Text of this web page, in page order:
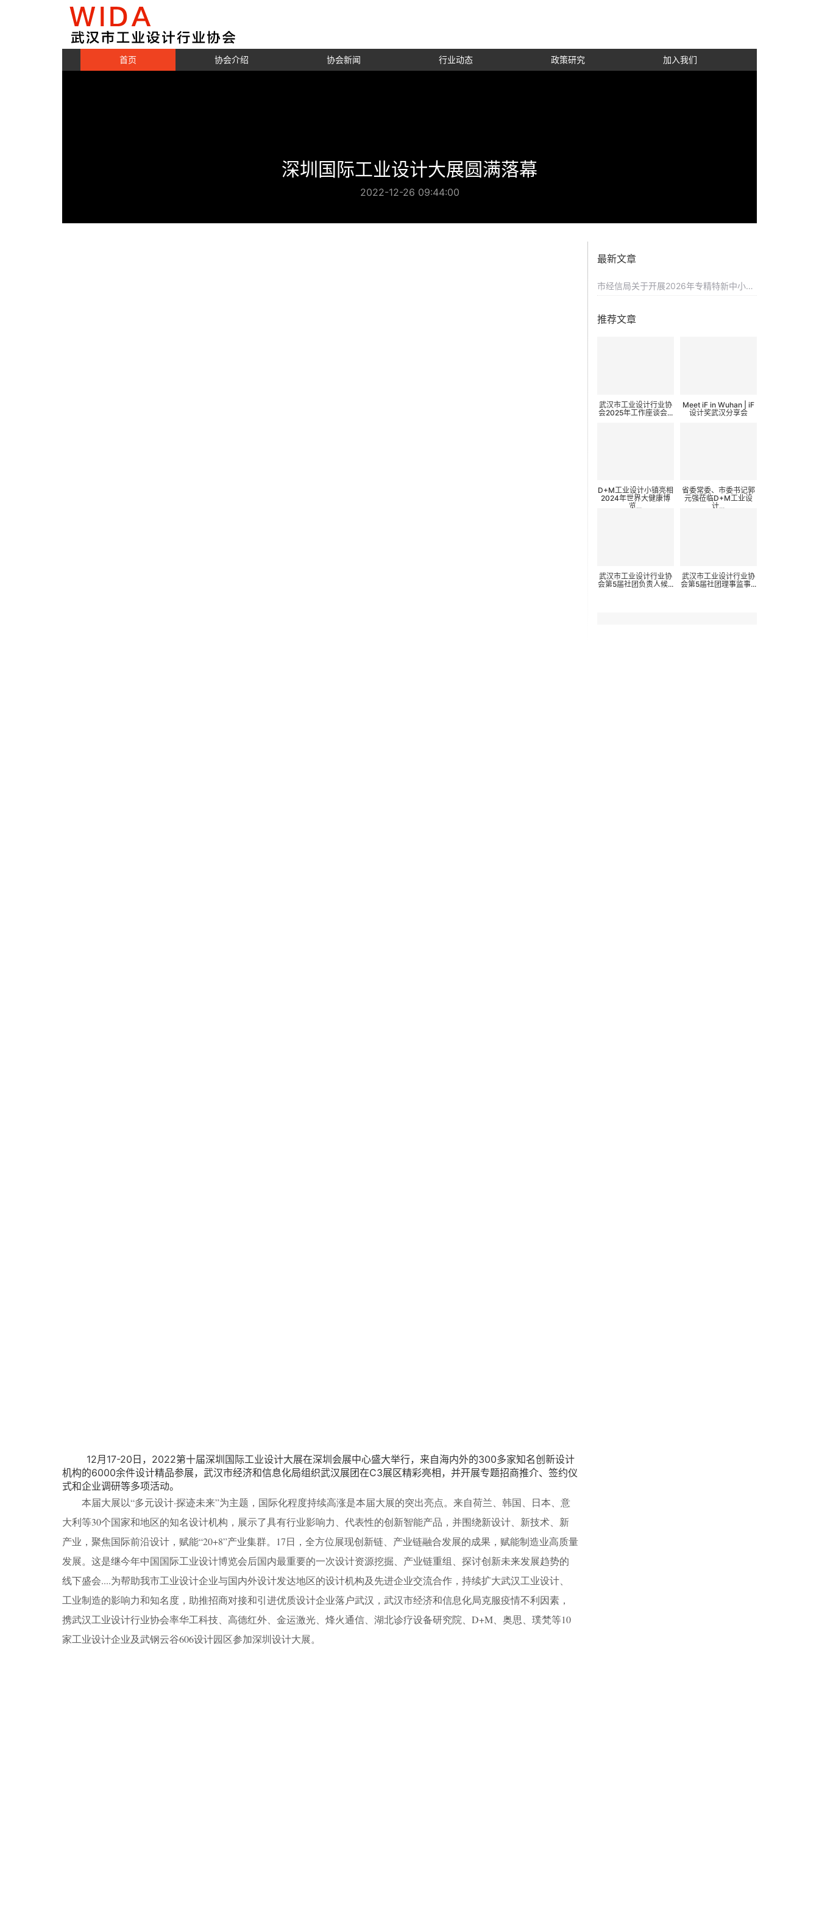
首页 协会介绍 协会新闻 行业动态 政策研究 加入我们
深圳国际工业设计大展圆满落幕
2022-12-26 09:44:00
12月17-20日，2022第十届深圳国际工业设计大展在深圳会展中心盛大举行，来自海内外的300多家知名创新设计
机构的6000余件设计精品参展，武汉市经济和信息化局组织武汉展团在C3展区精彩亮相，并开展专题招商推介、签约仪
式和企业调研等多项活动。
本届大展以“多元设计·探迹未来”为主题，国际化程度持续高涨是本届大展的突出亮点。来自荷兰、韩国、日本、意
大利等30个国家和地区的知名设计机构，展示了具有行业影响力、代表性的创新智能产品，并围绕新设计、新技术、新
产业，聚焦国际前沿设计，赋能“20+8”产业集群。17日，全方位展现创新链、产业链融合发展的成果，赋能制造业高质量
发展。这是继今年中国国际工业设计博览会后国内最重要的一次设计资源挖掘、产业链重组、探讨创新未来发展趋势的
线下盛会....为帮助我市工业设计企业与国内外设计发达地区的设计机构及先进企业交流合作，持续扩大武汉工业设计、
工业制造的影响力和知名度，助推招商对接和引进优质设计企业落户武汉，武汉市经济和信息化局克服疫情不利因素，
携武汉工业设计行业协会率华工科技、高德红外、金运激光、烽火通信、湖北诊疗设备研究院、D+M、奥思、璞梵等10
家工业设计企业及武钢云谷606设计园区参加深圳设计大展。
最新文章
市经信局关于开展2026年专精特新中小企
推荐文章
武汉市工业设计行业协
会2025年工作座谈会...
Meet iF in Wuhan | iF
设计奖武汉分享会
D+M工业设计小镇亮相
2024年世界大健康博
览...
省委常委、市委书记郭
元强莅临D+M工业设
计...
武汉市工业设计行业协
会第5届社团负责人候...
武汉市工业设计行业协
会第5届社团理事监事...